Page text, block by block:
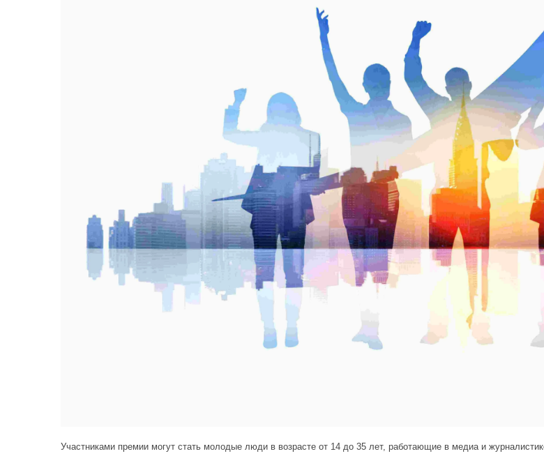
Участниками премии могут стать молодые люди в возрасте от 14 до 35 лет, работающие в медиа и